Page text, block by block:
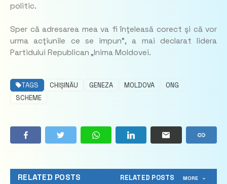
politic.
Sper că adresarea mea va fi înţeleasă corect şi că vor
urma acţiunile ce se impun”, a mai declarat lidera
Partidului Republican „Inima Moldovei.
TAGS CHIȘINĂU GENEZA MOLDOVA
ONG
SCHEME
RELATED POSTS RELATED POSTS MORE